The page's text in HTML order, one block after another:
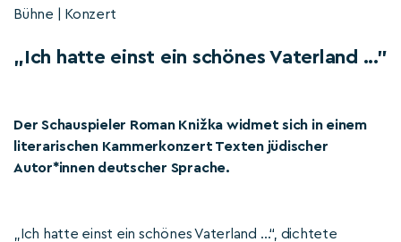
Bühne | Konzert
„Ich hatte einst ein schönes Vaterland ..."
Der Schauspieler Roman Knižka widmet sich in einem
literarischen Kammerkonzert Texten jüdischer
Autor*innen deutscher Sprache.
„Ich hatte einst ein schönes Vaterland …“, dichtete